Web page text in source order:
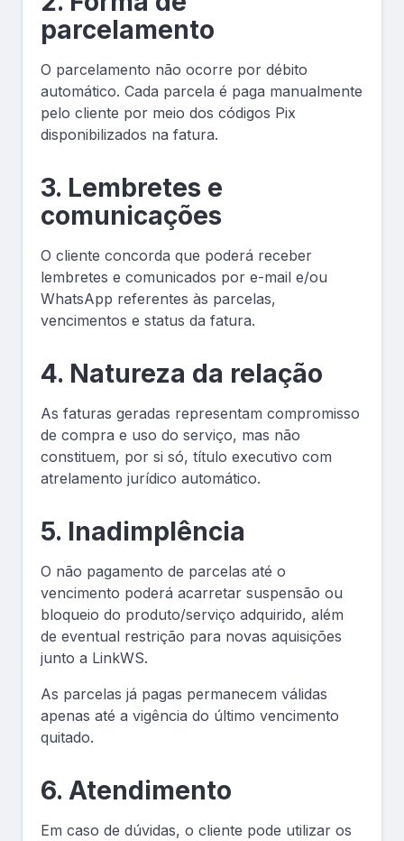
parcelamento
O parcelamento não ocorre por débito
automático. Cada parcela é paga manualmente
pelo cliente por meio dos códigos Pix
disponibilizados na fatura.
3. Lembretes e
comunicações
O cliente concorda que poderá receber
lembretes e comunicados por e-mail e/ou
WhatsApp referentes às parcelas,
vencimentos e status da fatura.
4. Natureza da relação
As faturas geradas representam compromisso
de compra e uso do serviço, mas não
constituem, por si só, título executivo com
atrelamento jurídico automático.
5. Inadimplência
O não pagamento de parcelas até o
vencimento poderá acarretar suspensão ou
bloqueio do produto/serviço adquirido, além
de eventual restrição para novas aquisições
junto a LinkWS.
As parcelas já pagas permanecem válidas
apenas até a vigência do último vencimento
quitado.
6. Atendimento
Em caso de dúvidas, o cliente pode utilizar os